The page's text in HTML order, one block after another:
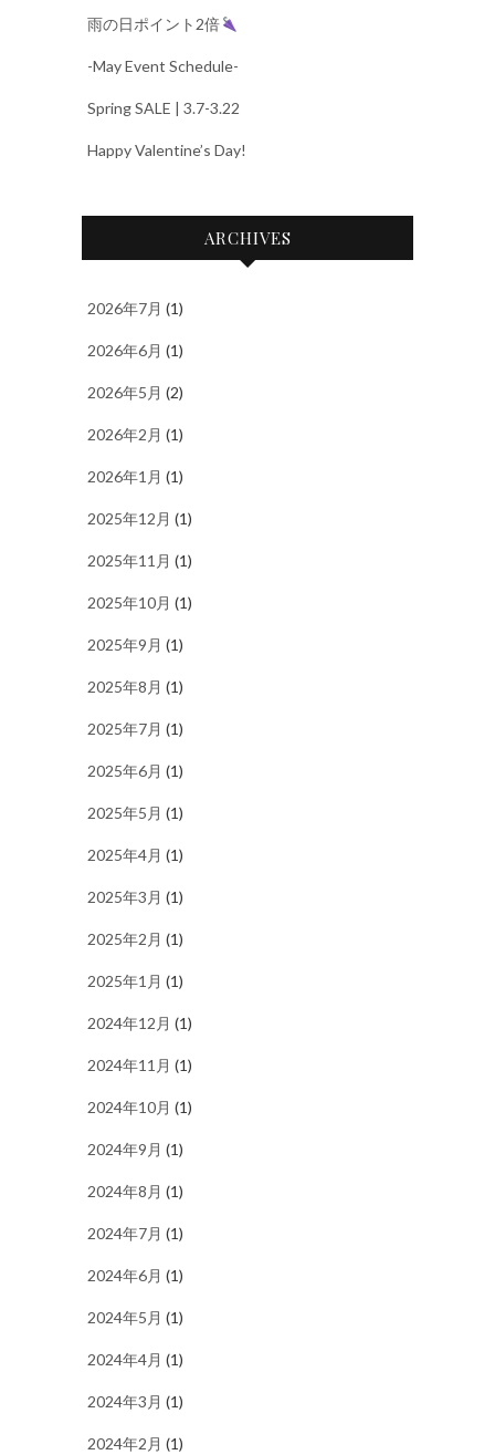
雨の日ポイント2倍
-May Event Schedule-
Spring SALE | 3.7-3.22
Happy Valentine’s Day!
ARCHIVES
2026年7月 (1)
2026年6月 (1)
2026年5月 (2)
2026年2月 (1)
2026年1月 (1)
2025年12月 (1)
2025年11月 (1)
2025年10月 (1)
2025年9月 (1)
2025年8月 (1)
2025年7月 (1)
2025年6月 (1)
2025年5月 (1)
2025年4月 (1)
2025年3月 (1)
2025年2月 (1)
2025年1月 (1)
2024年12月 (1)
2024年11月 (1)
2024年10月 (1)
2024年9月 (1)
2024年8月 (1)
2024年7月 (1)
2024年6月 (1)
2024年5月 (1)
2024年4月 (1)
2024年3月 (1)
2024年2月 (1)